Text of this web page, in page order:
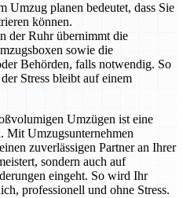
Umzug planen bedeutet, dass Sie
können.
der Ruhr übernimmt die
sowie die
Behörden, falls notwendig. So
Stress bleibt auf einem
Umzügen ist eine
Mit Umzugsunternehmen
zuverlässigen Partner an Ihrer
sondern auch auf
eingeht. So wird Ihr
professionell und ohne Stress.